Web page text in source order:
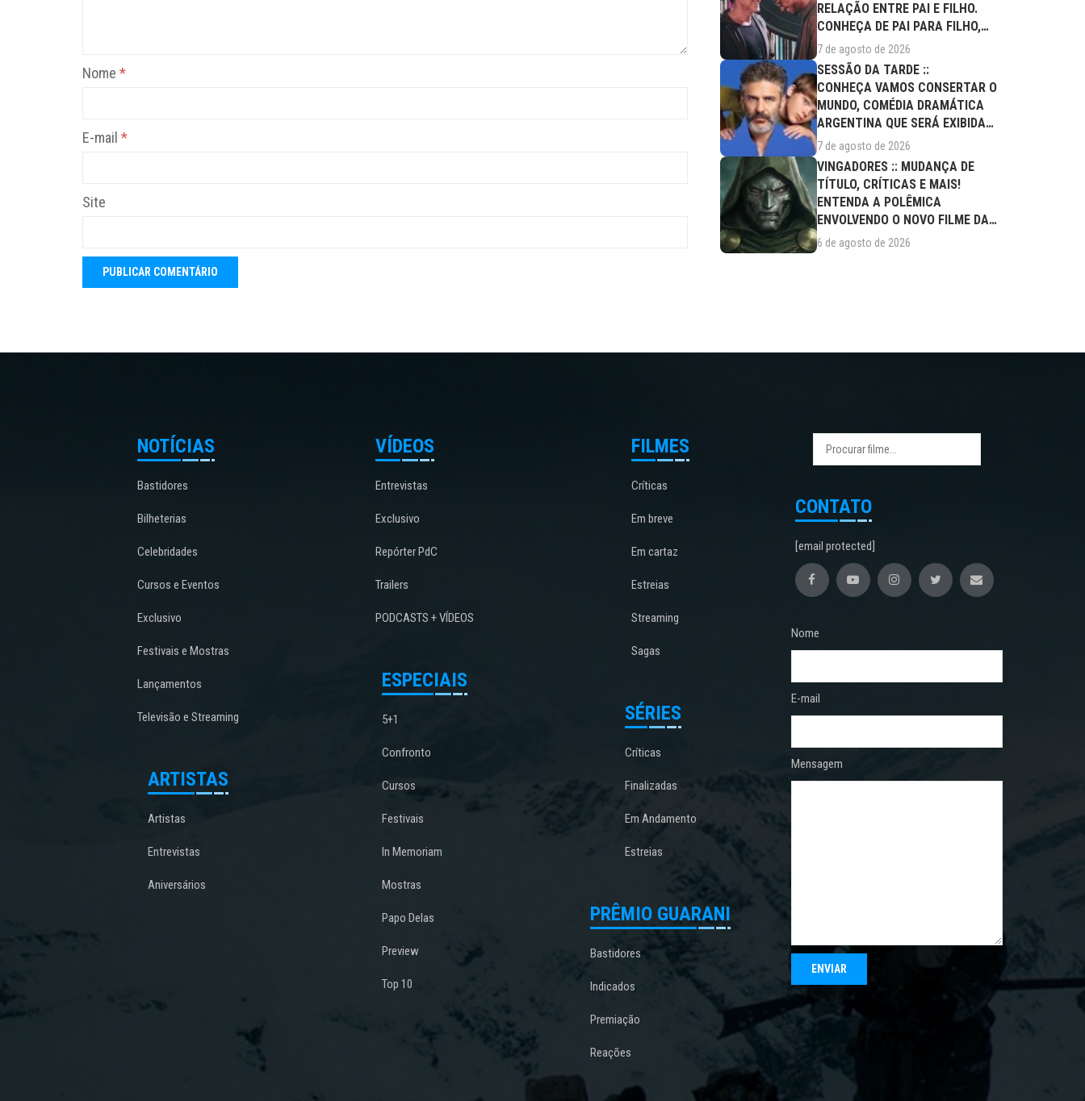
Nome *
E-mail *
Site
RELAÇÃO ENTRE PAI E FILHO.
CONHEÇA DE PAI PARA FILHO,
FILME DESTE...
7 de agosto de 2026
SESSÃO DA TARDE ::
CONHEÇA VAMOS CONSERTAR O
MUNDO, COMÉDIA DRAMÁTICA
ARGENTINA QUE SERÁ EXIBIDA
NESTA SEXTA (07/08)
7 de agosto de 2026
VINGADORES :: MUDANÇA DE
TÍTULO, CRÍTICAS E MAIS!
ENTENDA A POLÊMICA
ENVOLVENDO O NOVO FILME DA
MARVEL
6 de agosto de 2026
NOTÍCIAS
Bastidores
Bilheterias
Celebridades
Cursos e Eventos
Exclusivo
Festivais e Mostras
Lançamentos
Televisão e Streaming
ARTISTAS
Artistas
Entrevistas
Aniversários
VÍDEOS
Entrevistas
Exclusivo
Repórter PdC
Trailers
PODCASTS + VÍDEOS
ESPECIAIS
5+1
Confronto
Cursos
Festivais
In Memoriam
Mostras
Papo Delas
Preview
Top 10
FILMES
Críticas
Em breve
Em cartaz
Estreias
Streaming
Sagas
SÉRIES
Críticas
Finalizadas
Em Andamento
Estreias
PRÊMIO GUARANI
Bastidores
Indicados
Premiação
Reações
CONTATO
[email protected]
Nome
E-mail
Mensagem